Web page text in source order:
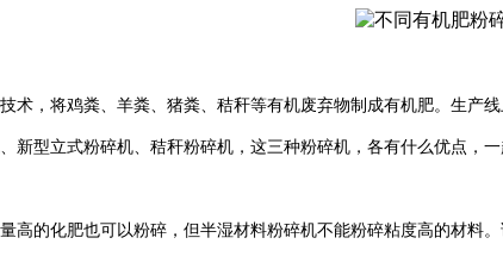
术，将鸡粪、羊粪、猪粪、秸秆等有机废弃物制成有机肥。生产
新型立式粉碎机、秸秆粉碎机，这三种粉碎机，各有什么优点，一
高的化肥也可以粉碎，但半湿材料粉碎机不能粉碎粘度高的材